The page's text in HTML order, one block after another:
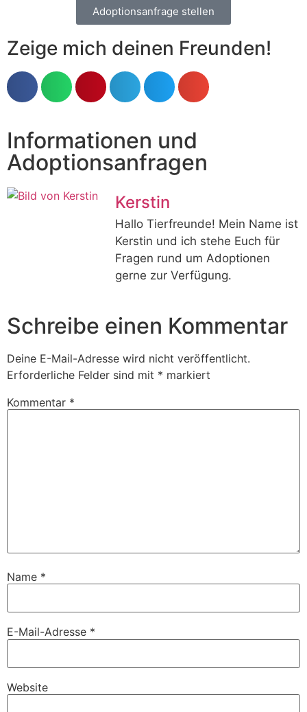
Adoptionsanfrage stellen
Zeige mich deinen Freunden!
Informationen und
Adoptionsanfragen
Kerstin
Hallo Tierfreunde! Mein Name ist
Kerstin und ich stehe Euch für
Fragen rund um Adoptionen
gerne zur Verfügung.
Schreibe einen Kommentar
Deine E-Mail-Adresse wird nicht veröffentlicht.
Erforderliche Felder sind mit * markiert
Kommentar *
Name *
E-Mail-Adresse *
Website